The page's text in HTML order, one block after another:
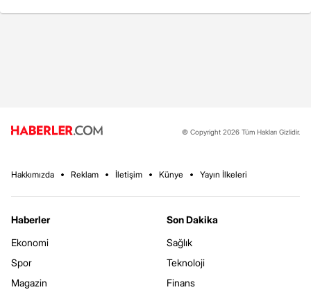
© Copyright 2026 Tüm Hakları Gizlidir.
Hakkımızda Reklam İletişim Künye Yayın İlkeleri
Haberler
Ekonomi
Spor
Magazin
Son Dakika
Sağlık
Teknoloji
Finans